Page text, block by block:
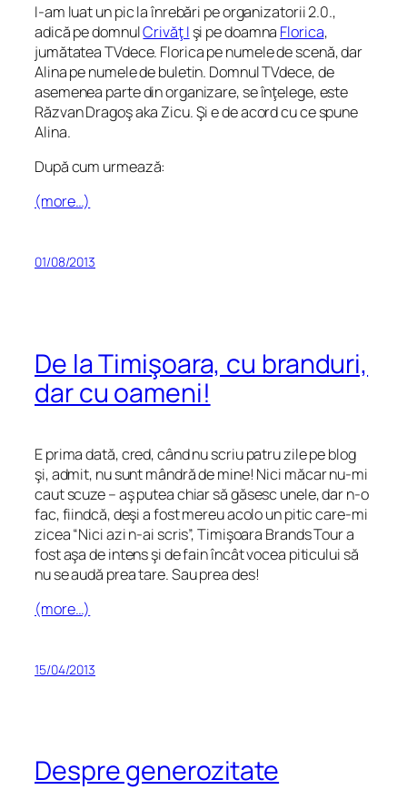
I-am luat un pic la înrebări pe organizatorii 2.0.,
adică pe domnulCrivăţ I şi pe doamna Florica,
jumătatea TVdece. Florica pe numele de scenă, dar
Alina pe numele de buletin. Domnul TVdece, de
asemenea parte din organizare, se înţelege, este
Răzvan Dragoş aka Zicu. Şi e de acord cu ce spune
Alina.
După cum urmează:
(more…)
01/08/2013
De la Timişoara, cu branduri,
dar cu oameni!
E prima dată, cred, când nu scriu patru zile pe blog
şi, admit, nu sunt mândră de mine! Nici măcar nu-mi
caut scuze – aş putea chiar să găsesc unele, dar n-o
fac, fiindcă, deşi a fost mereu acolo un pitic care-mi
zicea “Nici azi n-ai scris”, Timişoara Brands Tour a
fost aşa de intens şi de fain încât vocea piticului să
nu se audă prea tare. Sau prea des!
(more…)
15/04/2013
Despre generozitate